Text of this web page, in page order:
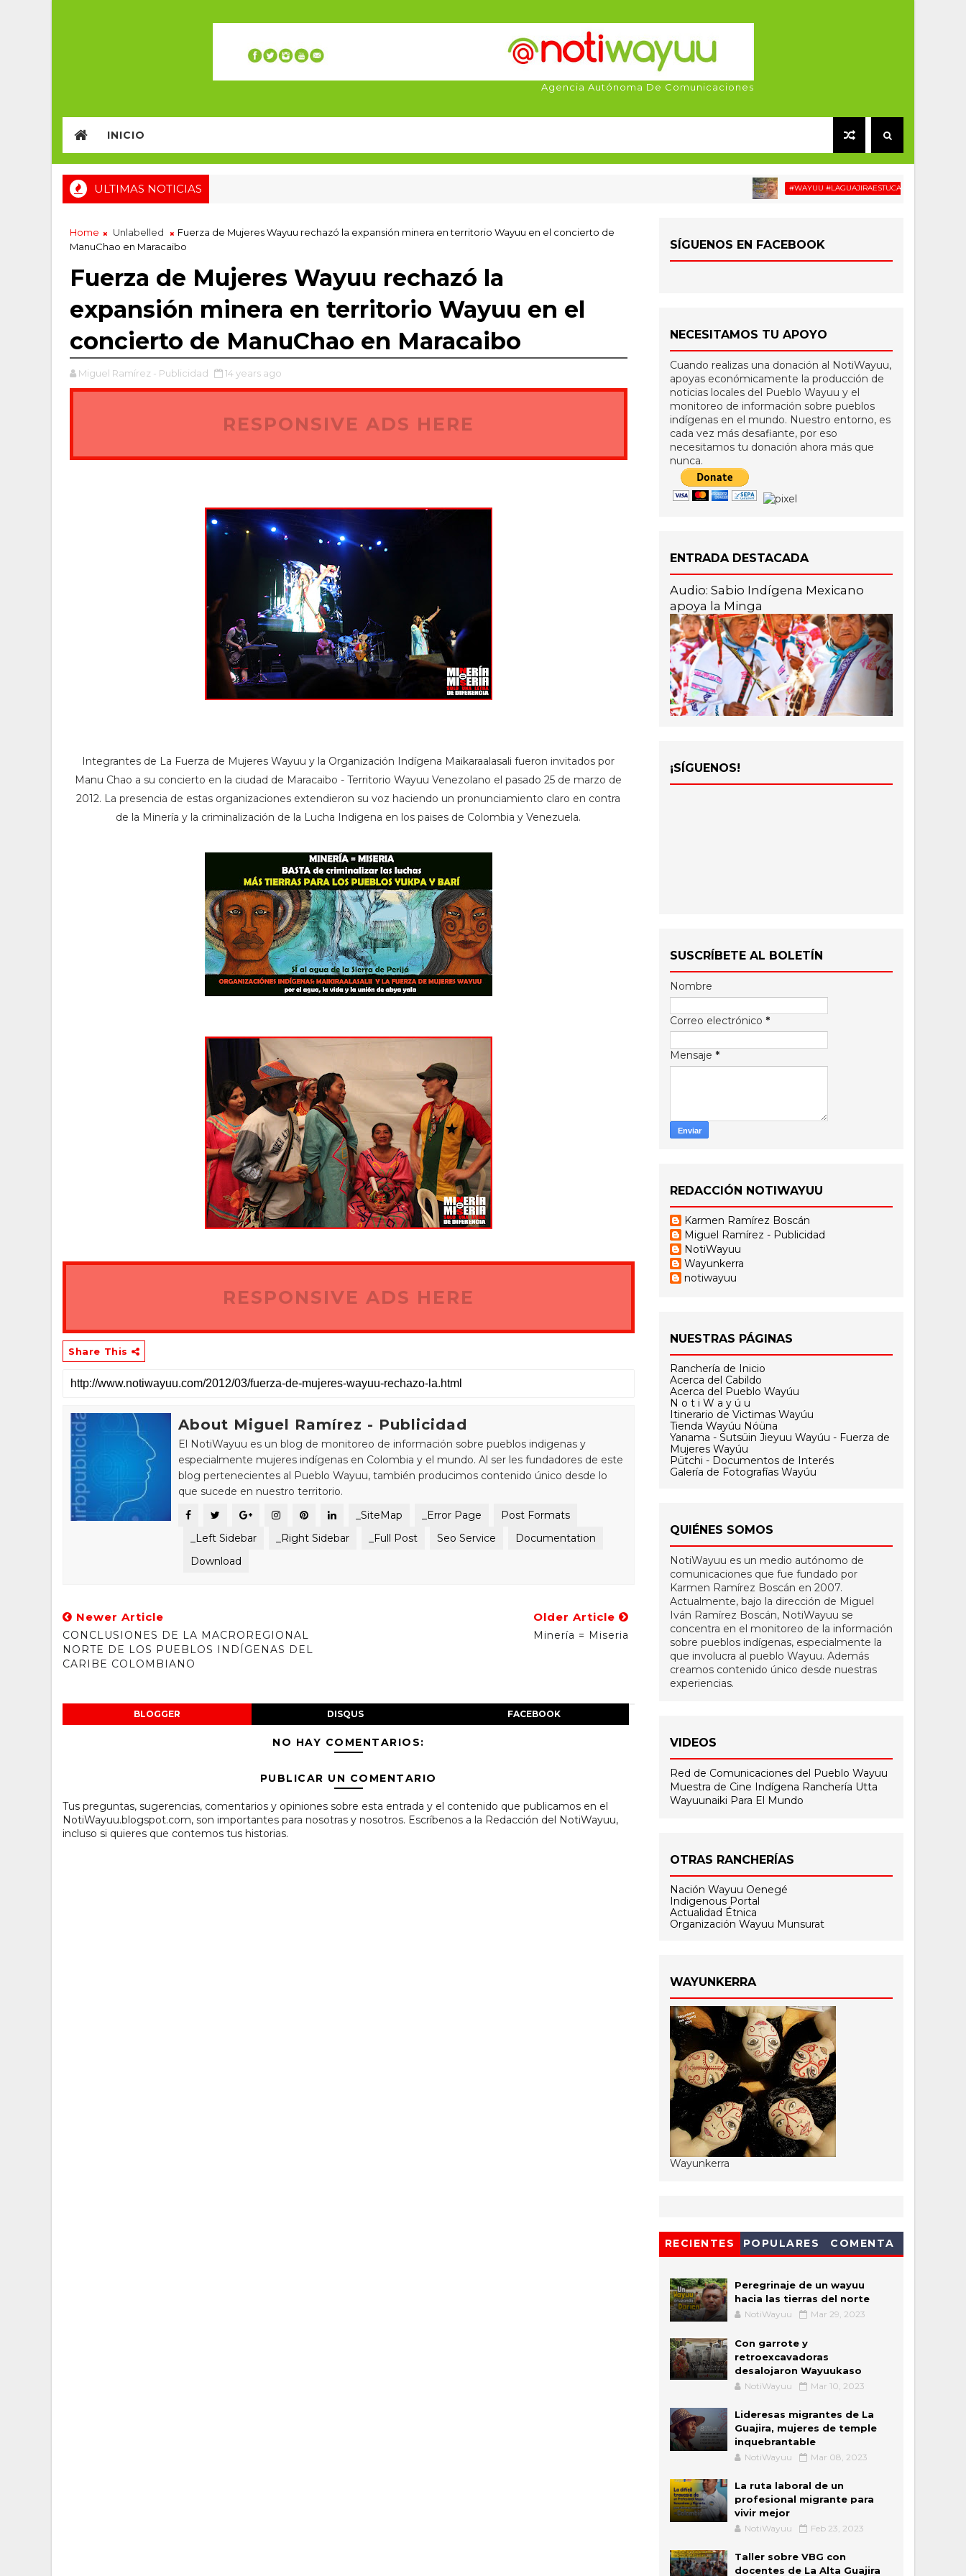
Agencia Autónoma De Comunicaciones
INICIO
ULTIMAS NOTICIAS #WAYUU #LAGUAJIRAESTUCASA #MIGRACIÓN
Home Unlabelled
Fuerza de Mujeres Wayuu rechazó la expansión minera en territorio Wayuu en el concierto de
ManuChao en Maracaibo
Fuerza de Mujeres Wayuu rechazó la
expansión minera en territorio Wayuu en el
concierto de ManuChao en Maracaibo
Miguel Ramírez - Publicidad 14 years ago
RESPONSIVE ADS HERE
Integrantes de La Fuerza de Mujeres Wayuu y la Organización Indígena Maikaraalasali fueron invitados por
Manu Chao a su concierto en la ciudad de Maracaibo - Territorio Wayuu Venezolano el pasado 25 de marzo de
2012. La presencia de estas organizaciones extendieron su voz haciendo un pronunciamiento claro en contra
de la Minería y la criminalización de la Lucha Indigena en los paises de Colombia y Venezuela.
RESPONSIVE ADS HERE
Share This
About Miguel Ramírez - Publicidad
El NotiWayuu es un blog de monitoreo de información sobre pueblos indigenas y
especialmente mujeres indígenas en Colombia y el mundo. Al ser les fundadores de este
blog pertenecientes al Pueblo Wayuu, también producimos contenido único desde lo
que sucede en nuestro territorio.
_SiteMap
_Error Page
Post Formats
_Left Sidebar
_Right Sidebar _Full Post Seo Service
Documentation
Download
Newer Article
CONCLUSIONES DE LA MACROREGIONAL
NORTE DE LOS PUEBLOS INDÍGENAS DEL
CARIBE COLOMBIANO
Older Article
Minería = Miseria
BLOGGER DISQUS FACEBOOK
NO HAY COMENTARIOS:
PUBLICAR UN COMENTARIO
Tus preguntas, sugerencias, comentarios y opiniones sobre esta entrada y el contenido que publicamos en el
NotiWayuu.blogspot.com, son importantes para nosotras y nosotros. Escríbenos a la Redacción del NotiWayuu,
incluso si quieres que contemos tus historias.
SÍGUENOS EN FACEBOOK
NECESITAMOS TU APOYO
Cuando realizas una donación al NotiWayuu,
apoyas económicamente la producción de
noticias locales del Pueblo Wayuu y el
monitoreo de información sobre pueblos
indígenas en el mundo. Nuestro entorno, es
cada vez más desafiante, por eso
necesitamos tu donación ahora más que
nunca.
ENTRADA DESTACADA
Audio: Sabio Indígena Mexicano
apoya la Minga
¡SÍGUENOS!
SUSCRÍBETE AL BOLETÍN
Nombre
Correo electrónico *
Mensaje *
REDACCIÓN NOTIWAYUU
Karmen Ramírez Boscán
Miguel Ramírez - Publicidad
NotiWayuu
Wayunkerra
notiwayuu
NUESTRAS PÁGINAS
Ranchería de Inicio
Acerca del Cabildo
Acerca del Pueblo Wayúu
N o t i W a y ú u
Itinerario de Victimas Wayúu
Tienda Wayúu Nóüna
Yanama - Sutsüin Jieyuu Wayúu - Fuerza de
Mujeres Wayúu
Pütchi - Documentos de Interés
Galería de Fotografías Wayúu
QUIÉNES SOMOS
NotiWayuu es un medio autónomo de
comunicaciones que fue fundado por
Karmen Ramírez Boscán en 2007.
Actualmente, bajo la dirección de Miguel
Iván Ramírez Boscán, NotiWayuu se
concentra en el monitoreo de la información
sobre pueblos indígenas, especialmente la
que involucra al pueblo Wayuu. Además
creamos contenido único desde nuestras
experiencias.
VIDEOS
Red de Comunicaciones del Pueblo Wayuu
Muestra de Cine Indígena Ranchería Utta
Wayuunaiki Para El Mundo
OTRAS RANCHERÍAS
Nación Wayuu Oenegé
Indigenous Portal
Actualidad Étnica
Organización Wayuu Munsurat
WAYUNKERRA
Wayunkerra
RECIENTES POPULARES COMENTA
Peregrinaje de un wayuu
hacia las tierras del norte
NotiWayuu Mar 29, 2023
Con garrote y
retroexcavadoras
desalojaron Wayuukaso
NotiWayuu Mar 10, 2023
Lideresas migrantes de La
Guajira, mujeres de temple
inquebrantable
NotiWayuu Mar 08, 2023
La ruta laboral de un
profesional migrante para
vivir mejor
NotiWayuu Feb 23, 2023
Taller sobre VBG con
docentes de La Alta Guajira